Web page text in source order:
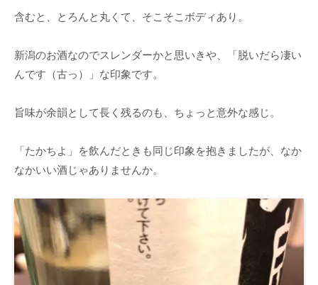
含むと、とろんと丸くて、そこそこボディあり。
新潟のお酒なのでスレンダーかと思いきや、「脱いだら凄い
んです（古っ）」な印象です。
旨味が余韻として長く残るのも、ちょっと意外な感じ。
「たかちよ」を飲んだときも同じ印象を抱きましたが、なか
なかいい酒じゃありませんか。